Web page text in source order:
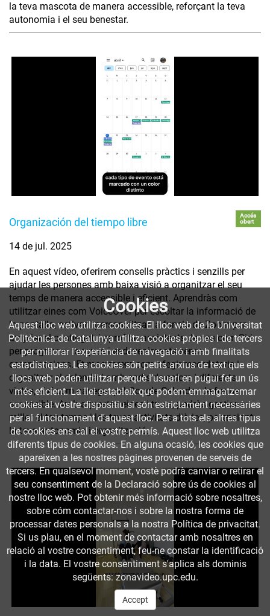
la teva mascota de manera accessible, reforçant la teva
autonomia i el seu benestar.
Organización del tiempo libre
Accés
obert
14 de jul. 2025
En aquest vídeo, oferirem consells pràctics i senzills per
ajudar les persones amb baixa visió a organitzar el seu
temps de manera accessible i eficient. Aprendràs com
utilitzar eines com VoiceOver per escoltar la informació de
la pantalla, activar i personalitzar la funció de Zoom per
ampliar el contingut, i aprofitar assistents de veu com Siri
per programar tasques i esdeveniments sense
complicacions. Et mostrarem com afegir recordatoris i
organitzar el calendari amb codis de colors i diferents
vistes, així com navegar pel Google Calendar de forma
accessible. Amb aquestes eines i trucs, podràs gestionar
millor el teu temps i les teves activitats diàries, potenciant
la teva autonomia i organització.
Cookies
Aquest lloc web utilitza cookies. El lloc web de la Universitat
Politècnica de Catalunya utilitza cookies pròpies i de tercers
per millorar l’experiència de navegació i amb finalitats
estadístiques. Les cookies són petits arxius de text que els
llocs web poden utilitzar perquè l’usuari en pugui fer un ús
més eficient. La llei estableix que podem emmagatzemar
cookies al vostre dispositiu si són estrictament necessàries
per al funcionament d'aquest lloc. Per a tots els altres tipus
de cookies ens cal el vostre permís. Aquest lloc web utilitza
diferents tipus de cookies. En alguna ocasió, les cookies que
apareixen a les nostres pàgines provenen de serveis de
tercers. En qualsevol moment, vostè podrà canviar o retirar el
seu consentiment de la Declaració sobre ús de cookies al
nostre lloc web. Pot obtenir més informació sobre nosaltres,
sobre cóm contactar-nos i sobre la nostra forma de
processar dates personals a la nostra Política de privacitat.
Si us plau, en el moment de contactar amb nosaltres en
relació al vostre consentiment, feu-ne constar la identificació
i la data. El vostre consentiment s'aplica als dominis
següents: zonavideo.upc.edu.
Accept